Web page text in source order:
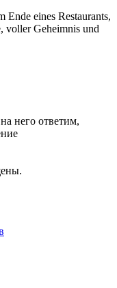
Ende eines Restaurants,
voller Geheimnis und
него ответим,